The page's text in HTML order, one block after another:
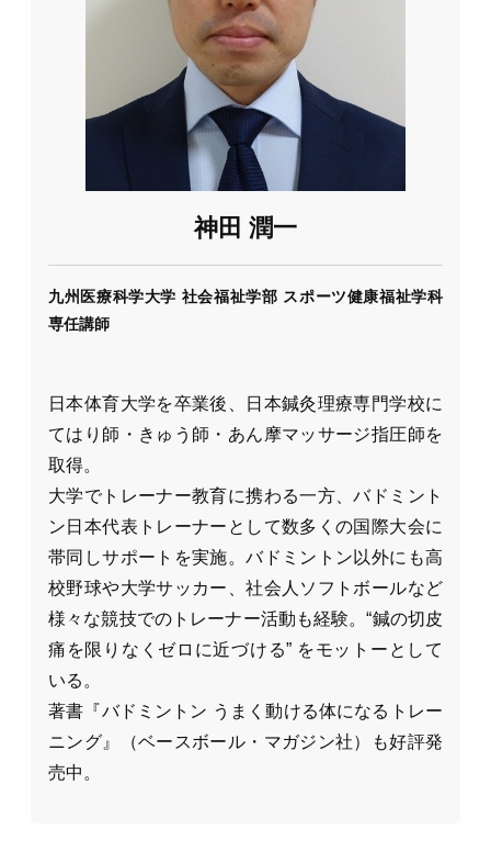
神田 潤一
九州医療科学大学 社会福祉学部 スポーツ健康福祉学科
専任講師
日本体育大学を卒業後、日本鍼灸理療専門学校に
てはり師・きゅう師・あん摩マッサージ指圧師を
取得。
大学でトレーナー教育に携わる一方、バドミント
ン日本代表トレーナーとして数多くの国際大会に
帯同しサポートを実施。バドミントン以外にも高
校野球や大学サッカー、社会人ソフトボールなど
様々な競技でのトレーナー活動も経験。“鍼の切皮
痛を限りなくゼロに近づける” をモットーとして
いる。
著書『バドミントン うまく動ける体になるトレー
ニング』（ベースボール・マガジン社）も好評発
売中。